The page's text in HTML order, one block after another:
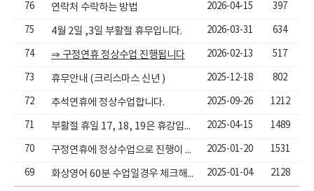
76 연락처 수락하는 방법 2026-04-15 397
75 4월 2일 ,3일 부활절 휴무입니다. 2026-03-31 634
74 ⇒ 구정연휴 정상수업 진행됩니다 2026-02-13 517
73 휴무안내 (크리스마스 신년 ) 2025-12-18 802
72 추석연휴에 정상수업합니다. 2025-09-26 1212
71 부활절 휴일 17, 18, 19은 휴강입니다. 2025-04-15 1489
70 구정연휴에 정상수업으로 진행이 됩니다. 2025-01-20 1531
69 화상영어 60분 수업일경우 체크해야할 사항 2025-01-04 2128